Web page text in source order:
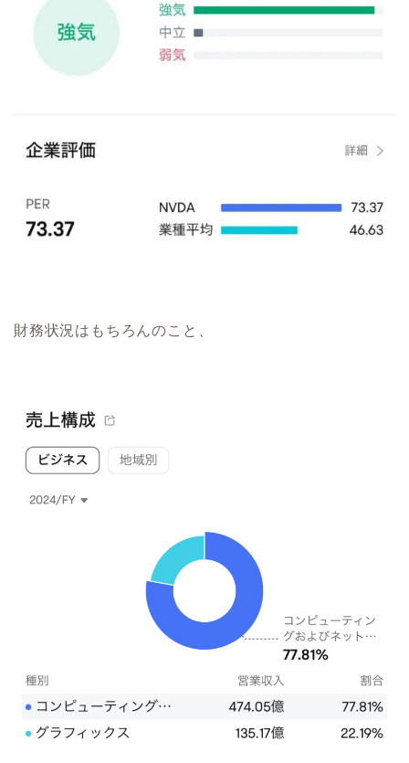
財務状況はもちろんのこと、